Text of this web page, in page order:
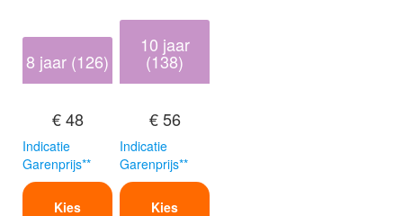
8 jaar (126)
€ 48
Indicatie
Garenprijs**
Kies
10 jaar
(138)
€ 56
Indicatie
Garenprijs**
Kies